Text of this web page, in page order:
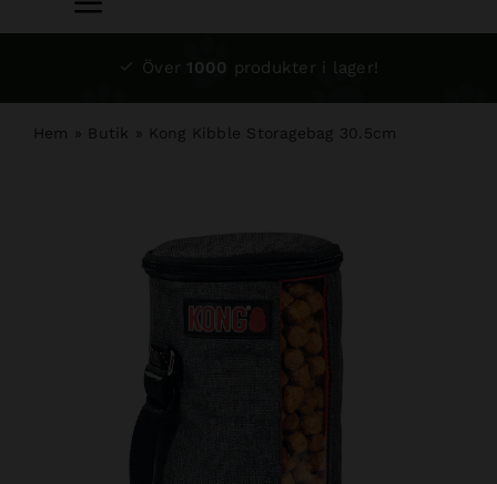
Toggle
Navigation
Över 1000 produkter i lager!
Hem » Butik » Kong Kibble Storagebag 30.5cm